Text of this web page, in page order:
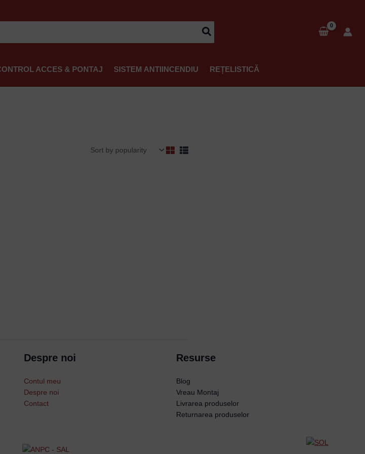
ACCES & PONTAJ SISTEM ANTIINCENDIU
REȚELISTICĂ
Despre noi
Contul meu
Despre noi
Contact
Resurse
Blog
Vreau Montaj
Livrarea produselor
Returnarea produselor